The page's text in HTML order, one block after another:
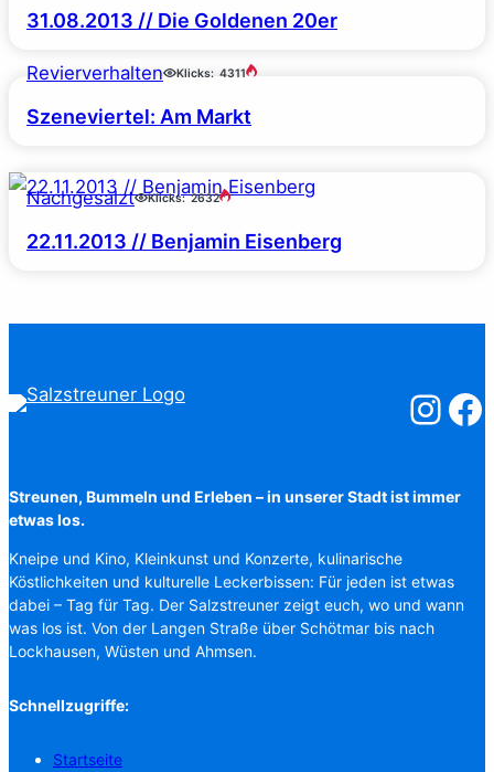
31.08.2013 // Die Goldenen 20er
Revierverhalten Klicks: 4311
Szeneviertel: Am Markt
Nachgesalzt Klicks: 2632
22.11.2013 // Benjamin Eisenberg
Streunen, Bummeln und Erleben – in unserer Stadt ist immer
etwas los.
Kneipe und Kino, Kleinkunst und Konzerte, kulinarische
Köstlichkeiten und kulturelle Leckerbissen: Für jeden ist etwas
dabei – Tag für Tag. Der Salzstreuner zeigt euch, wo und wann
was los ist. Von der Langen Straße über Schötmar bis nach
Lockhausen, Wüsten und Ahmsen.
Schnellzugriffe:
Startseite